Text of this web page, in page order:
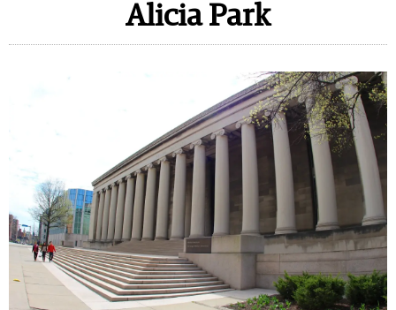
Alicia Park